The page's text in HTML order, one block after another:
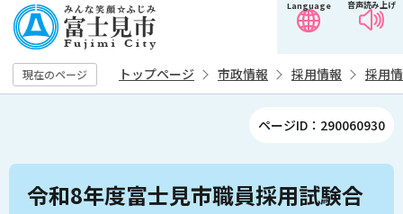
の
ペ
ー
音声読み上げ
Language
現在のページ トップページ 市政情報 採用情報 採用
ページID：290060930
本
令和8年度富士見市職員採用試験合